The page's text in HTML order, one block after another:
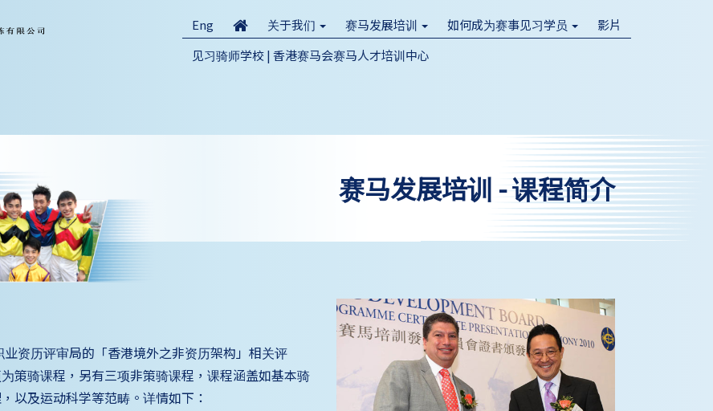
Eng 关于我们 赛马发展培训 如何成为赛事见习学员
影片
见习骑师学校 | 香港赛马会赛马人才培训中心
赛马发展培训 - 课程简介
资历评审局的「香港境外之非资历架构」相关评
策骑课程，另有三项非策骑课程，课程涵盖如基本骑
以及运动科学等范畴。详情如下：